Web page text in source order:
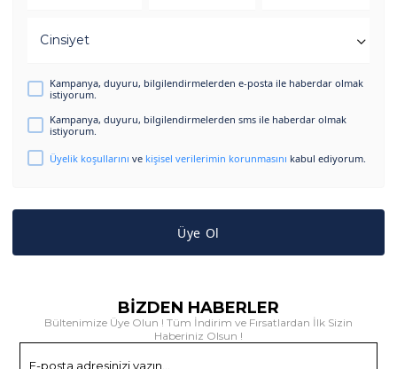
Cinsiyet
Kampanya, duyuru, bilgilendirmelerden e-posta ile haberdar olmak
istiyorum.
Kampanya, duyuru, bilgilendirmelerden sms ile haberdar olmak
istiyorum.
Üyelik koşullarını ve kişisel verilerimin korunmasını kabul ediyorum.
Üye Ol
BİZDEN HABERLER
Bültenimize Üye Olun ! Tüm İndirim ve Fırsatlardan İlk Sizin
Haberiniz Olsun !